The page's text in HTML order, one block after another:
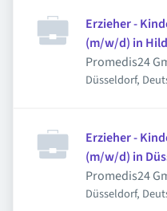
Erzieher -
(m/w/d) in
Promedis24
Düsseldorf,
Erzieher -
(m/w/d) in
Promedis24
Düsseldorf,